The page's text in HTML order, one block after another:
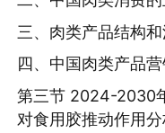
三、肉类产品结构
四、中国肉类产品
第三节 2024-2030
对食用胶推动作用